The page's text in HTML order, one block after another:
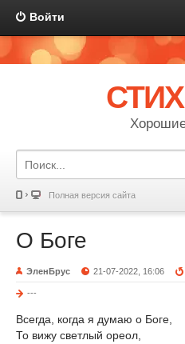
Войти
Полная версия сайта
О Боге
ЭленБрус 21-07-2022, 16:06
---
Всегда, когда я думаю о Боге,
То вижу светлый ореол,